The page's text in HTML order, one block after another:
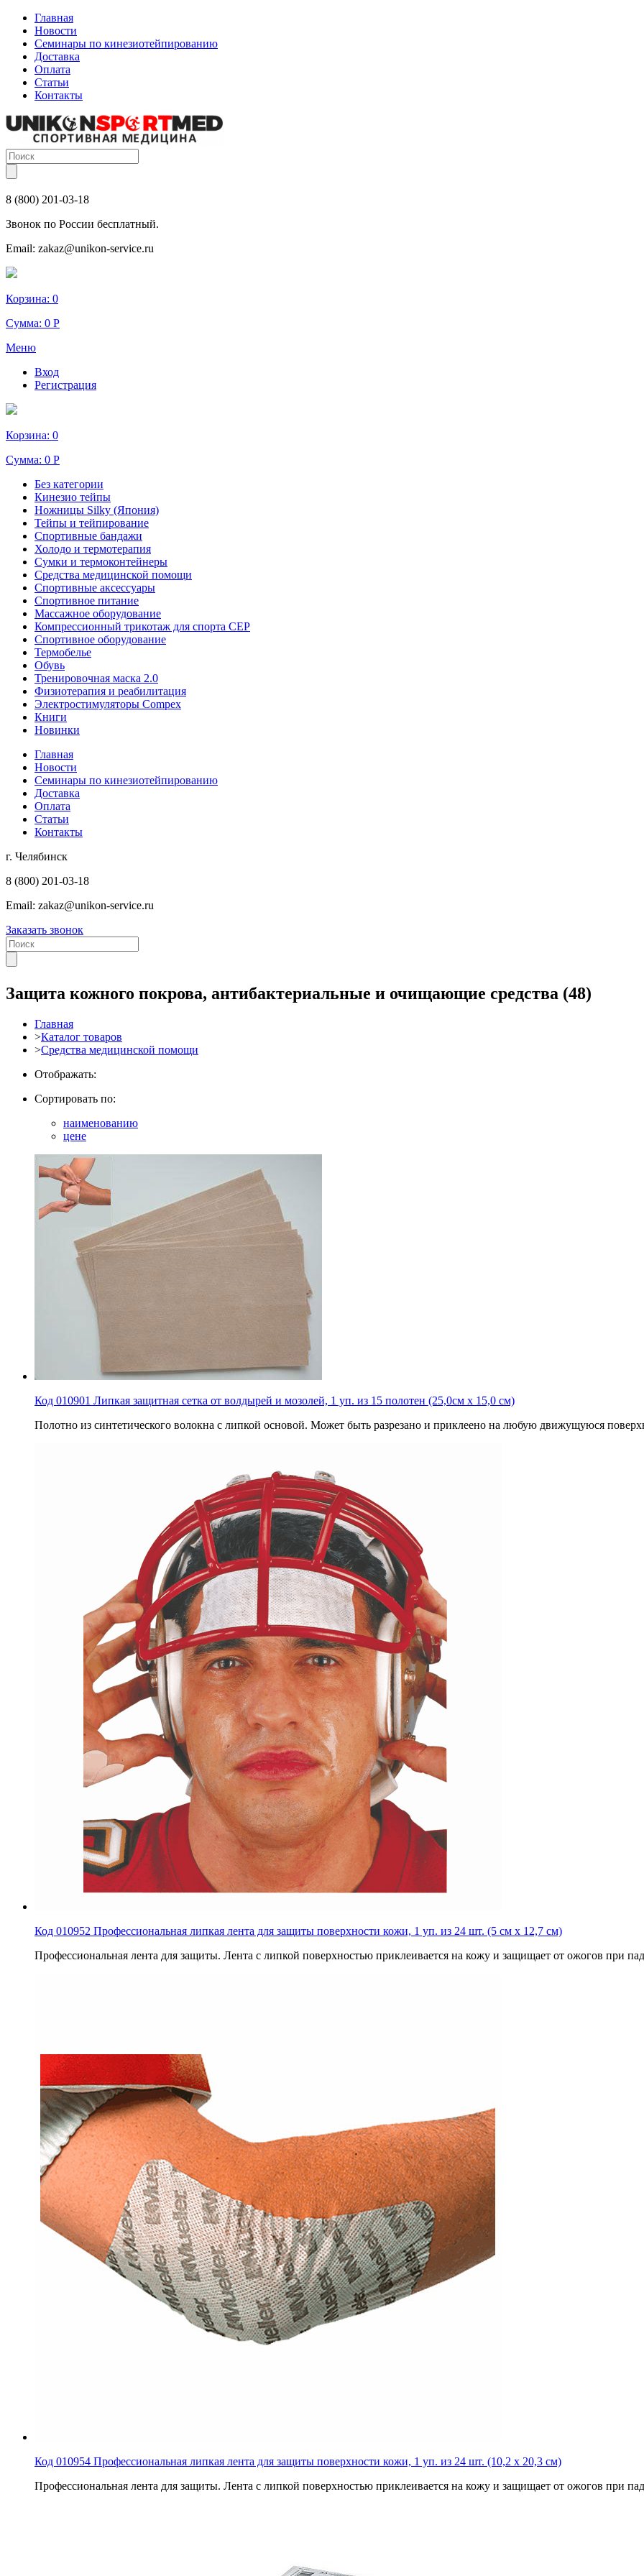
Главная
Новости
Семинары по кинезиотейпированию
Доставка
Оплата
Статьи
Контакты
8 (800) 201-03-18
Звонок по России бесплатный.
Email: zakaz@unikon-service.ru
Корзина: 0
Сумма: 0 Р
Меню
Вход
Регистрация
Корзина: 0
Сумма: 0 Р
Без категории
Кинезио тейпы
Ножницы Silky (Япония)
Тейпы и тейпирование
Спортивные бандажи
Холодо и термотерапия
Сумки и термоконтейнеры
Средства медицинской помощи
Спортивные аксессуары
Спортивное питание
Массажное оборудование
Компрессионный трикотаж для спорта СЕР
Спортивное оборудование
Термобелье
Обувь
Тренировочная маска 2.0
Физиотерапия и реабилитация
Электростимуляторы Compex
Книги
Новинки
Главная
Новости
Семинары по кинезиотейпированию
Доставка
Оплата
Статьи
Контакты
г. Челябинск
8 (800) 201-03-18
Email: zakaz@unikon-service.ru
Заказать звонок
Защита кожного покрова, антибактериальные и очищающие средства (48)
Главная
>Каталог товаров
>Средства медицинской помощи
Отображать:
Сортировать по:
наименованию
цене
Код 010901 Липкая защитная сетка от волдырей и мозолей, 1 уп. из 15 полотен (25,0см х 15,0 см)
Полотно из синтетического волокна с липкой основой. Может быть разрезано и приклеено на любую движущуюся
Код 010952 Профессиональная липкая лента для защиты поверхности кожи, 1 уп. из 24 шт. (5 см х 12,7 см)
Профессиональная лента для защиты. Лента с липкой поверхностью приклеивается на кожу и защищает от ожогов при
Код 010954 Профессиональная липкая лента для защиты поверхности кожи, 1 уп. из 24 шт. (10,2 x 20,3 см)
Профессиональная лента для защиты. Лента с липкой поверхностью приклеивается на кожу и защищает от ожогов при